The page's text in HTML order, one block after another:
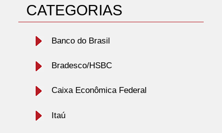
CATEGORIAS
Banco do Brasil
Bradesco/HSBC
Caixa Econômica Federal
Itaú